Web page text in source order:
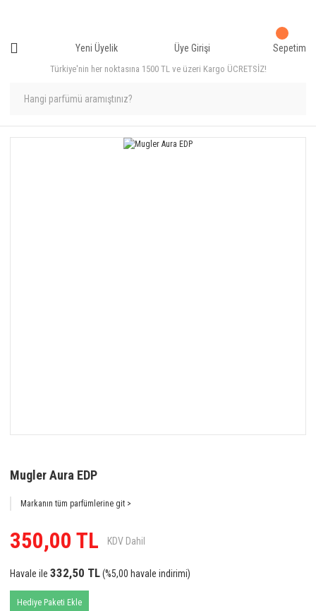
Türkiye'nin her noktasına 1500 TL ve üzeri Kargo ÜCRETSİZ!
Yeni Üyelik Üye Girişi Sepetim
Mugler Aura EDP
Markanın tüm parfümlerine git >
350,00 TL KDV Dahil
Havale ile 332,50 TL(%5,00 havale indirimi)
Hediye Paketi Ekle